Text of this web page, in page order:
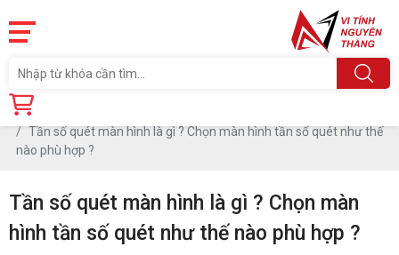
Trang chủ
Tần số quét màn hình là gì ? Chọn màn hình tần số quét như thế
nào phù hợp ?
Tần số quét màn hình là gì ? Chọn màn
hình tần số quét như thế nào phù hợp ?